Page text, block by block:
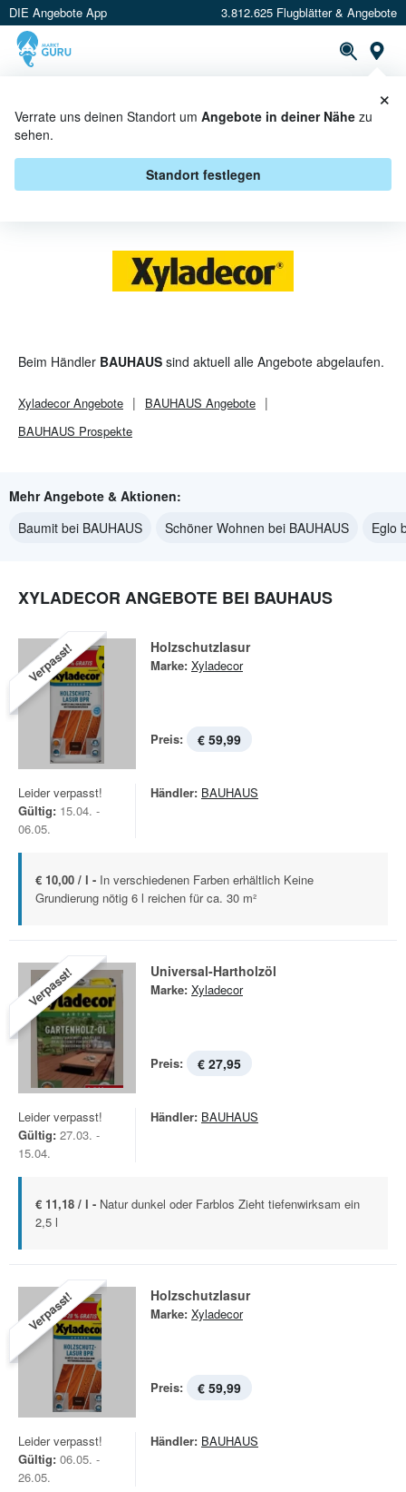
DIE Angebote App 3.812.625 Flugblätter & Angebote
Verrate uns deinen Standort um Angebote in deiner Nähe zu
sehen.
Standort festlegen
×
XYLADECOR BEI BAUHAUS -
ANGEBOTE & AKTIONEN
Beim Händler BAUHAUS sind aktuell alle Angebote abgelaufen.
XyladecorAngebote BAUHAUS Angebote
BAUHAUS Prospekte
Mehr Angebote & Aktionen:
Baumit bei BAUHAUS
Schöner Wohnen bei BAUHAUS Eglo
XYLADECOR ANGEBOTE BEI BAUHAUS
Verpasst! Holzschutzlasur
Marke: Xyladecor
Preis: € 59,99
Leider verpasst!
Gültig: 15.04. -
06.05.
Händler: BAUHAUS
€ 10,00 / l - In verschiedenen Farben erhältlich Keine
Grundierung nötig 6 l reichen für ca. 30 m²
Verpasst! Universal-Hartholzöl
Marke: Xyladecor
Preis: € 27,95
Leider verpasst!
Gültig: 27.03. -
15.04.
Händler: BAUHAUS
€ 11,18 / l - Natur dunkel oder Farblos Zieht tiefenwirksam ein
2,5 l
Verpasst! Holzschutzlasur
Marke: Xyladecor
Preis: € 59,99
Leider verpasst!
Gültig: 06.05. -
26.05.
Händler: BAUHAUS